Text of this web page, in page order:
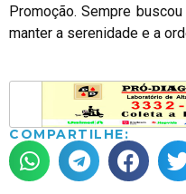
Promoção. Sempre
manter a serenidade e a
COMPARTILHE: